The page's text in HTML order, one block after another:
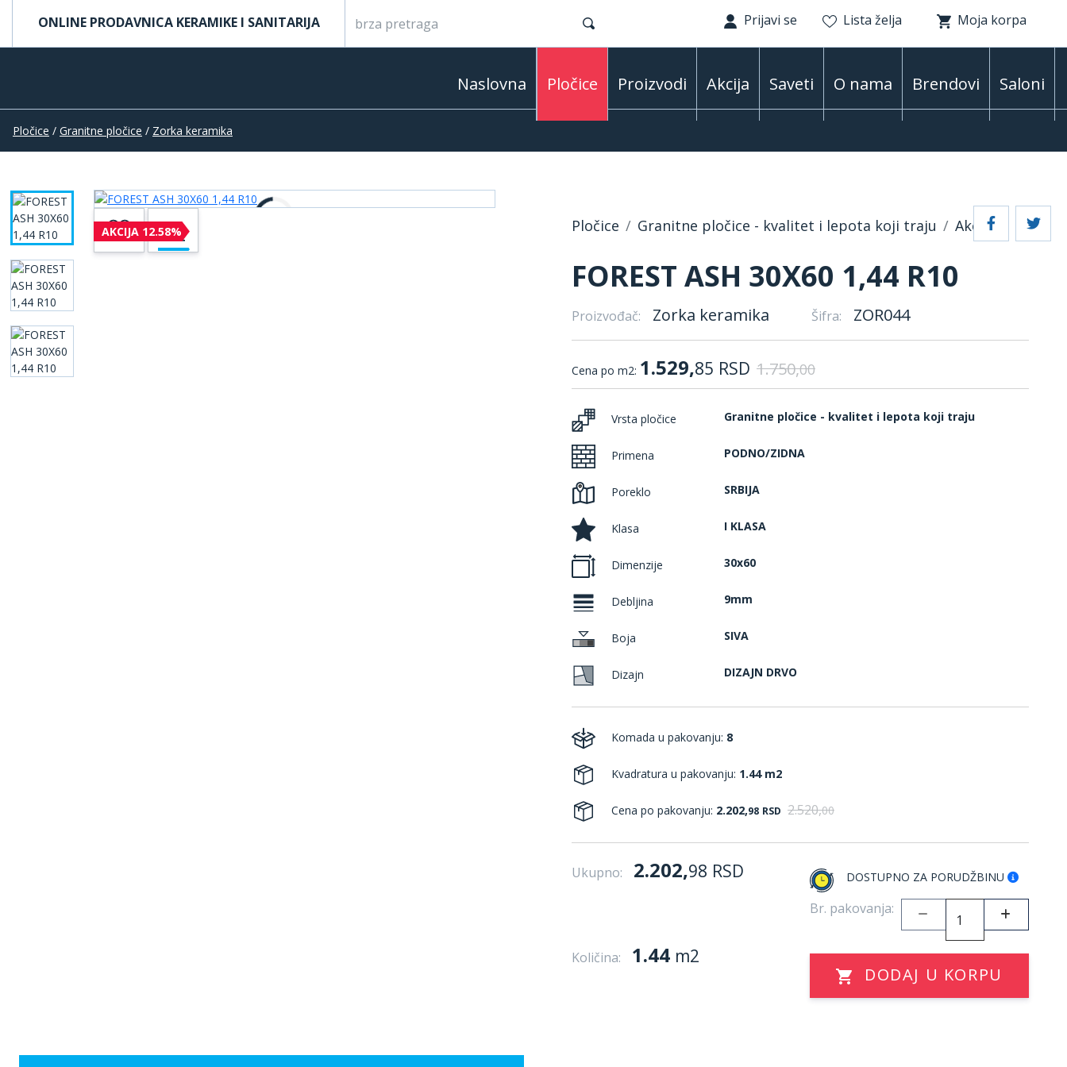
ONLINE PRODAVNICA KERAMIKE I SANITARIJA Prijavi se Lista želja Moja korpa
Naslovna Pločice Proizvodi Akcija Saveti O nama Brendovi Saloni
Pločice / Granitne pločice / Zorka keramika
AKCIJA 12.58% Pločice Granitne pločice - kvalitet i lepota koji traju Akcija
FOREST ASH 30X60 1,44 R10
Proizvođač: Zorka keramika Šifra: ZOR044
Cena po m2: 1.529,85 RSD 1.750,00
Vrsta pločice Granitne pločice - kvalitet i lepota koji traju
Primena PODNO/ZIDNA
Poreklo SRBIJA
Klasa I KLASA
Dimenzije 30x60
Debljina 9mm
Boja SIVA
Dizajn DIZAJN DRVO
Komada u pakovanju: 8
Kvadratura u pakovanju: 1.44 m2
Cena po pakovanju: 2.202,98 RSD 2.520,00
Ukupno: 2.202,98 RSD DOSTUPNO ZA PORUDŽBINU
Br. pakovanja:
Količina: 1.44 m2
DODAJ U KORPU